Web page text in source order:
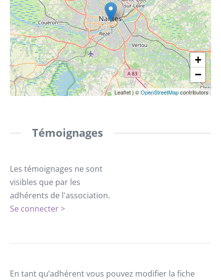
+
−
Leaflet | ©OpenStreetMapcontributors
Témoignages
Les témoignages ne sont
visibles que par les
adhérents de l'association.
Se connecter >
En tant qu’adhérent vous pouvez modifier la fiche